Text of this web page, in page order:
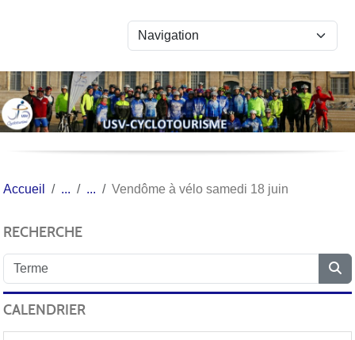
Accueil Vendôme à vélo samedi 18 juin
RECHERCHE
CALENDRIER